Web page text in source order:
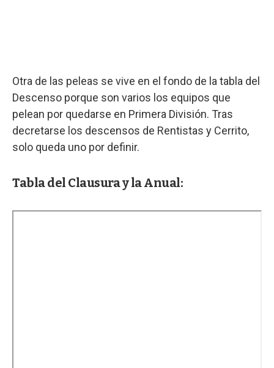
Otra de las peleas se vive en el fondo de la tabla del
Descenso porque son varios los equipos que
pelean por quedarse en Primera División. Tras
decretarse los descensos de Rentistas y Cerrito,
solo queda uno por definir.
Tabla del Clausura y la Anual: